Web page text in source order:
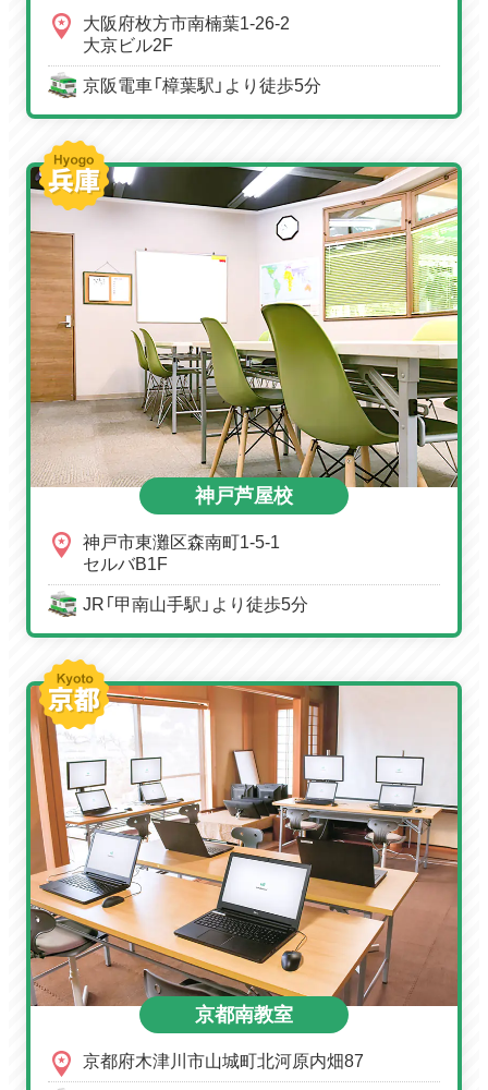
大阪府枚方市南楠葉1-26-2
大京ビル2F
京阪電車「樟葉駅」より徒歩5分
神戸芦屋校
神戸市東灘区森南町1-5-1
セルバB1F
JR「甲南山手駅」より徒歩5分
京都南教室
京都府木津川市山城町北河原内畑87